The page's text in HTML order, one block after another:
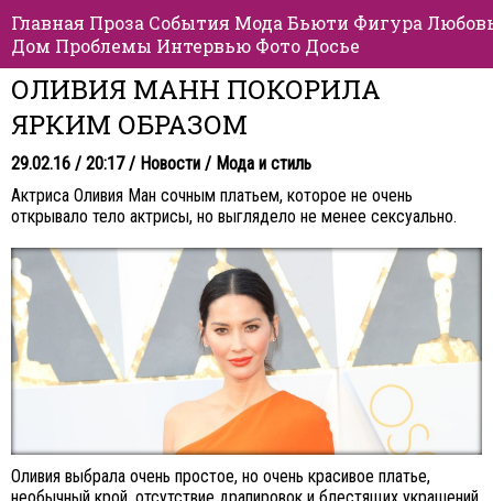
Главная Проза События Мода Бьюти Фигура
Дом Проблемы Интервью Фото Досье
ОЛИВИЯ МАНН ПОКОРИЛА
ЯРКИМ ОБРАЗОМ
29.02.16 / 20:17 / Новости / Мода и стиль
Актриса Оливия Ман сочным платьем, которое не очень
открывало тело актрисы, но выглядело не менее сексуально.
Оливия выбрала очень простое, но очень красивое платье,